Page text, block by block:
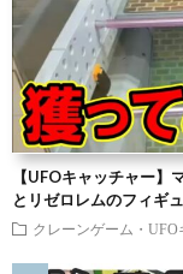
【UFOキャッチャー
とリゼロレムのフィギ
クレーンゲーム・